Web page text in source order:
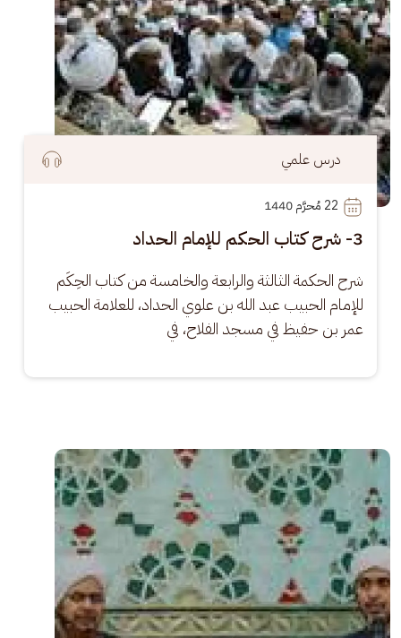
درس علمي
22
3- شرح كتاب الحكم للإمام الحداد
شرح الحكمة الثالثة والرابعة والخامسة من كتاب الحِكَم
للإمام الحبيب عبد الله بن علوي الحداد، للعلامة الحبيب
عمر بن حفيظ في مسجد الفلاح، في
الصورة